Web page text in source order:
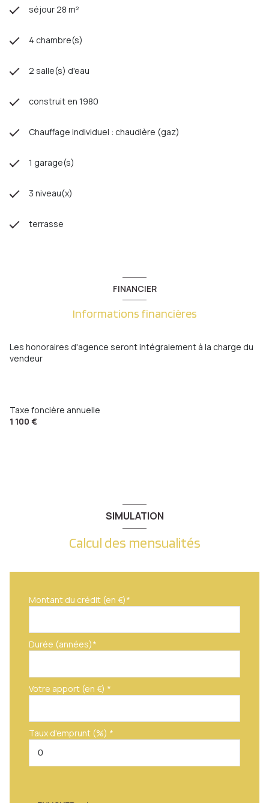
séjour 28 m²
4 chambre(s)
2 salle(s) d'eau
construit en 1980
Chauffage individuel : chaudière (gaz)
1 garage(s)
3 niveau(x)
terrasse
FINANCIER
Informations financières
Les honoraires d'agence seront intégralement à la charge du
vendeur
Taxe foncière annuelle
1 100 €
SIMULATION
Calcul des mensualités
Montant du crédit (en €)*
Durée (années)*
Votre apport (en €) *
Taux d'emprunt (%) *